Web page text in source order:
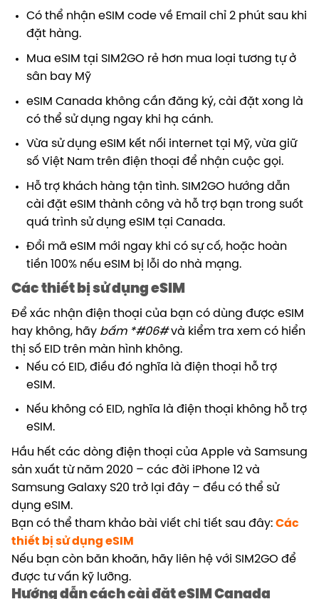
Có thể nhận eSIM code về Email chỉ 2 phút sau khi
đặt hàng.
Mua eSIM tại SIM2GO rẻ hơn mua loại tương tự ở
sân bay Mỹ
eSIM Canada không cần đăng ký, cài đặt xong là
có thể sử dụng ngay khi hạ cánh.
Vừa sử dụng eSIM kết nối internet tại Mỹ, vừa giữ
số Việt Nam trên điện thoại để nhận cuộc gọi.
Hỗ trợ khách hàng tận tình. SIM2GO hướng dẫn
cài đặt eSIM thành công và hỗ trợ bạn trong suốt
quá trình sử dụng eSIM tại Canada.
Đổi mã eSIM mới ngay khi có sự cố, hoặc hoàn
tiền 100% nếu eSIM bị lỗi do nhà mạng.
Các thiết bị sử dụng eSIM
Để xác nhận điện thoại của bạn có dùng được eSIM
hay không, hãy bấm *#06#và kiểm tra xem có hiển
thị số EID trên màn hình không.
Nếu có EID, điều đó nghĩa là điện thoại hỗ trợ
eSIM.
Nếu không có EID, nghĩa là điện thoại không hỗ trợ
eSIM.
Hầu hết các dòng điện thoại của Apple và Samsung
sản xuất từ năm 2020 – các đời iPhone 12 và
Samsung Galaxy S20 trở lại đây – đều có thể sử
dụng eSIM.
Bạn có thể tham khảo bài viết chi tiết sau đây: Các
thiết bị sử dụng eSIM
Nếu bạn còn băn khoăn, hãy liên hệ với SIM2GO để
được tư vấn kỹ lưỡng.
Hướng dẫn cách cài đặt eSIM Canada